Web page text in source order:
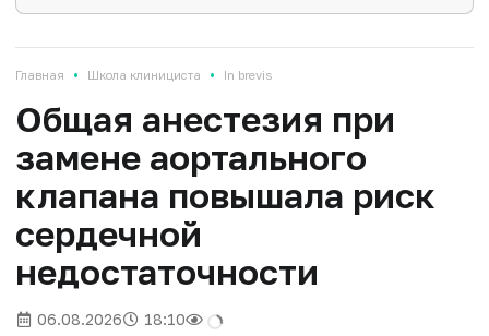
Главная • Школа клинициста • In brevis
Общая анестезия при
замене аортального
клапана повышала риск
сердечной
недостаточности
06.08.2026 18:10